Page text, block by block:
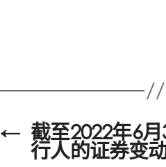
← 截至2022年6
行人的证券变